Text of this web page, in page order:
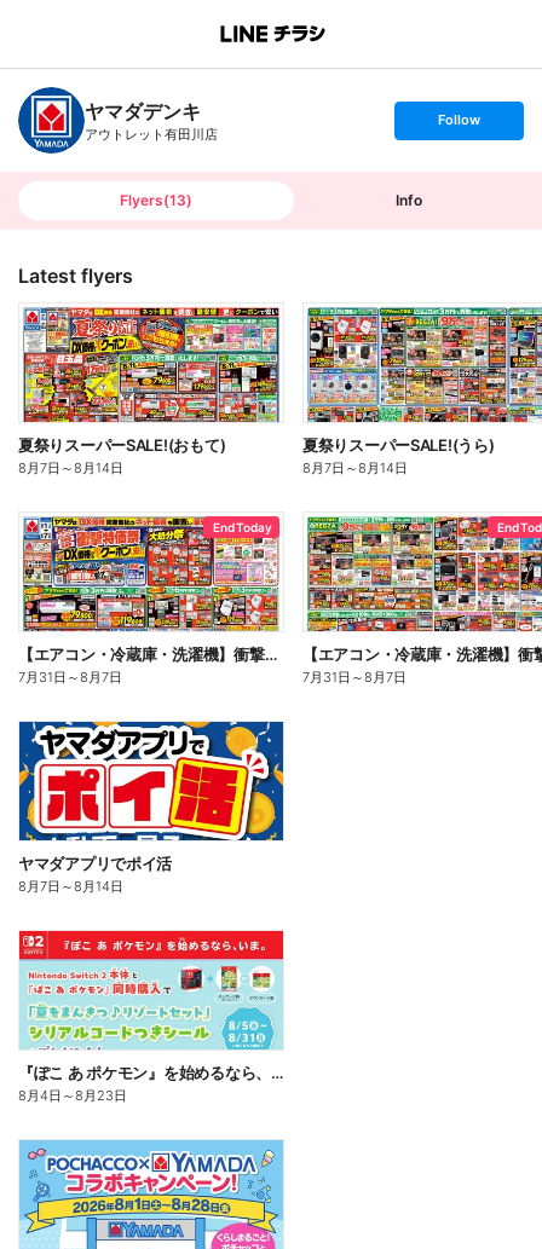
B
n
c
h
T
ヤマダデンキ
アウトレット有田川店
s
t
o
Follow
Flyers(13) Info
Latest flyers
夏祭りスーパーSALE!(おもて)
8月7日 ～8月14日
夏祭りスーパーSALE!(うら)
8月7日 ～8月14日
End Today
【エアコン・冷蔵庫・洗濯機】衝撃特価祭(おもて)
7月31日 ～8月7日
End
7月31日 ～8月7日
ヤマダアプリでポイ活
8月7日 ～8月14日
『ぽこ あ ポケモン』を始めるなら、いま。
8月4日 ～8月23日